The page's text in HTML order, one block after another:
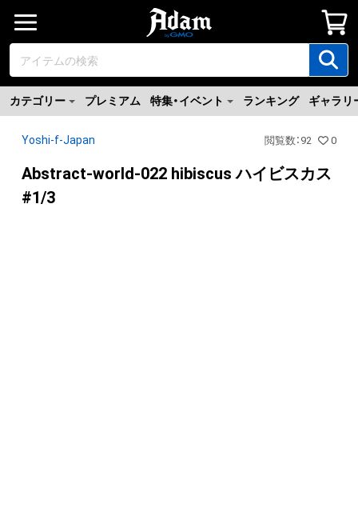
カテゴリー プレミアム 特集・イベント ランキング ギャラリ
Yoshi-f-Japan 閲覧数 ： 92 0
Abstract-world-022 hibiscus ハイビスカス
#1/3